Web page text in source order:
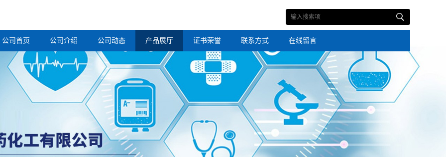
公司首页 公司介绍 公司动态 产品展厅 证书荣誉 联系方式 在线留言